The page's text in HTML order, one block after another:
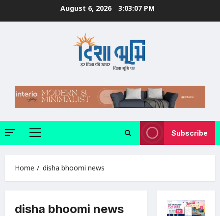
August 6, 2026 3:03:09 PM
Primary
Subscribe
Home disha bhoomi news
disha bhoomi news